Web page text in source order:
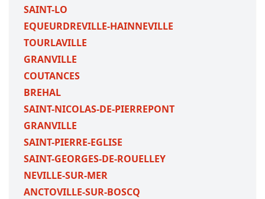
SAINT-LO
EQUEURDREVILLE-HAINNEVILLE
TOURLAVILLE
GRANVILLE
COUTANCES
BREHAL
SAINT-NICOLAS-DE-PIERREPONT
GRANVILLE
SAINT-PIERRE-EGLISE
SAINT-GEORGES-DE-ROUELLEY
NEVILLE-SUR-MER
ANCTOVILLE-SUR-BOSCQ